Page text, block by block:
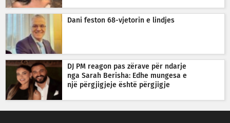
Dani feston 68-vjetorin e lindjes
DJ PM reagon pas zërave për ndarje
nga Sarah Berisha: Edhe mungesa e
një përgjigjeje është përgjigje